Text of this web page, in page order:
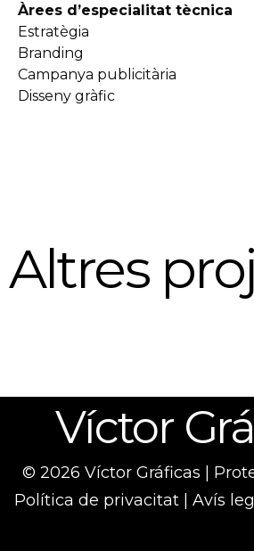
Àrees d’especialitat tècnica
Estratègia
Branding
Campanya publicitària
Disseny gràfic
Altres
Víctor
© 2026 Víctor Gráficas |
Política de privacitat | Avís